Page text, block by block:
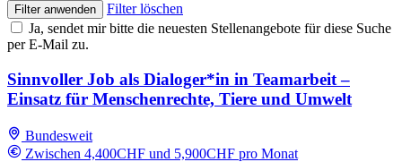
Filter anwenden
Filter löschen
Ja, sendet mir bitte die neuesten Stellenangebote für diese Suche
per E-Mail zu.
Sinnvoller Job als Dialoger*in in Teamarbeit –
Einsatz für Menschenrechte, Tiere und Umwelt
Bundesweit
Zwischen 4,400CHF und 5,900CHF pro Monat